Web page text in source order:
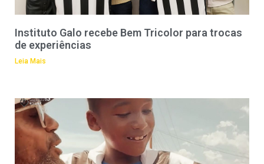
Instituto Galo recebe Bem Tricolor para trocas
de experiências
Leia Mais